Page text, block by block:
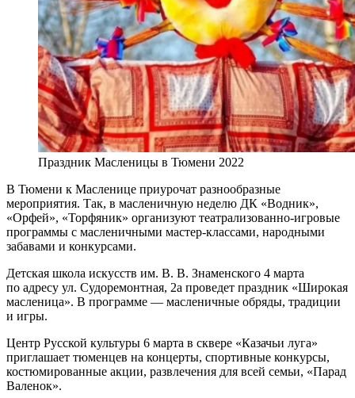
Праздник Масленицы в Тюмени 2022
В Тюмени к Масленице приурочат разнообразные
мероприятия. Так, в масленичную неделю ДК «Водник»,
«Орфей», «Торфяник» организуют театрализованно-игровые
программы с масленичными мастер-классами, народными
забавами и конкурсами.
Детская школа искусств им. В. В. Знаменского 4 марта
по адресу ул. Судоремонтная, 2а проведет праздник «Широкая
масленица». В программе — масленичные обряды, традиции
и игры.
Центр Русской культуры 6 марта в сквере «Казачьи луга»
приглашает тюменцев на концерты, спортивные конкурсы,
костюмированные акции, развлечения для всей семьи, «Парад
Валенок».